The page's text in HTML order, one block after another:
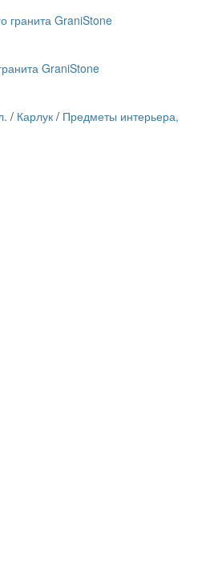
GraniStone
/ Карлук / Предметы интерьера,